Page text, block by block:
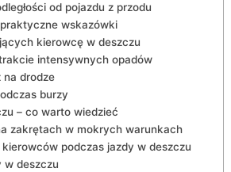
od​ pojazdu z przodu
wskazówki
kierowcę w deszczu
intensywnych opadów
na drodze
burzy
–⁢ co warto wiedzieć
zakrętach w mokrych warunkach
podczas⁢ jazdy w deszczu
⁣w deszczu